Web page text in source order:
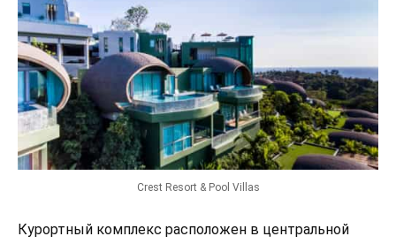
Crest Resort & Pool Villas
Курортный комплекс расположен в центральной